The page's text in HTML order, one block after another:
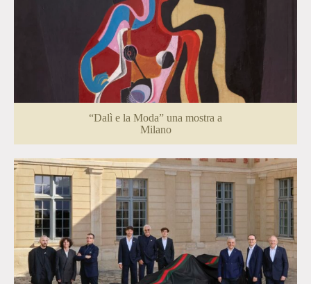
“Dalì e la Moda” una mostra a
Milano